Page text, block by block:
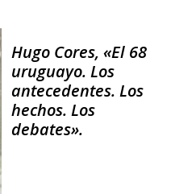
Hugo Cores, «El 68
uruguayo. Los
antecedentes. Los
hechos. Los
debates».